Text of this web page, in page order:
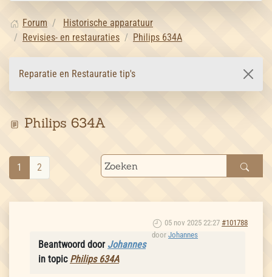
Forum
Historische apparatuur
Revisies- en restauraties
Philips 634A
Reparatie en Restauratie tip's
Philips 634A
1 2
05 nov 2025 22:27 #101788
door Johannes
Beantwoord door Johannes
in topic Philips 634A